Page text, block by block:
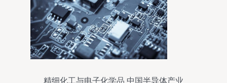
精细化工与电子化学品 中国半导体产业